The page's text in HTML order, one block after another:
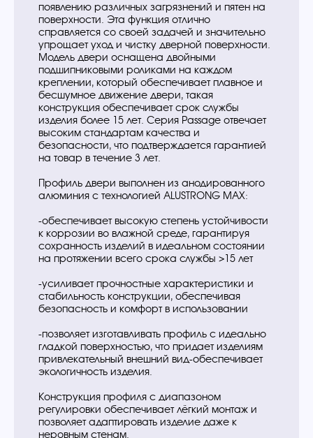
появлению различных загрязнений и пятен на
поверхности. Эта функция отлично
справляется со своей задачей и значительно
упрощает уход и чистку дверной поверхности.
Модель двери оснащена двойными
подшипниковыми роликами на каждом
креплении, который обеспечивает плавное и
бесшумное движение двери, такая
конструкция обеспечивает срок службы
изделия более 15 лет. Серия Passage отвечает
высоким стандартам качества и
безопасности, что подтверждается гарантией
на товар в течение 3 лет.
Профиль двери выполнен из анодированного
алюминия с технологией ALUSTRONG MAX:
-обеспечивает высокую степень устойчивости
к коррозии во влажной среде, гарантируя
сохранность изделий в идеальном состоянии
на протяжении всего срока службы >15 лет
-усиливает прочностные характеристики и
стабильность конструкции, обеспечивая
безопасность и комфорт в использовании
-позволяет изготавливать профиль с идеально
гладкой поверхностью, что придает изделиям
привлекательный внешний вид-обеспечивает
экологичность изделия.
Конструкция профиля с диапазоном
регулировки обеспечивает лёгкий монтаж и
позволяет адаптировать изделие даже к
неровным стенам.